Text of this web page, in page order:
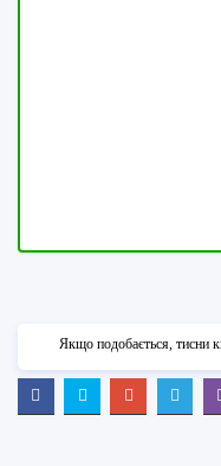
Якщо подобається, тисни